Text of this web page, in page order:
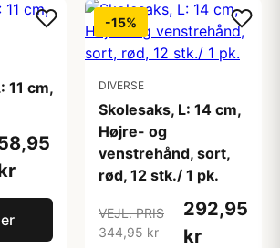
11 cm,
-15%
DIVERSE
Skolesaks, L: 14 cm,
Højre- og
venstrehånd, sort,
rød, 12 stk./ 1 pk.
VEJL. PRIS
344,95 kr
292,95
kr